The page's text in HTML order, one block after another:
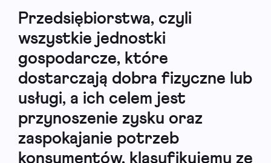
Przedsiębiorstwa, czyli
wszystkie jednostki
gospodarcze, które
dostarczają dobra fizyczne lub
usługi, a ich celem jest
przynoszenie zysku oraz
zaspokajanie potrzeb
konsumentów, klasyfikujemy ze